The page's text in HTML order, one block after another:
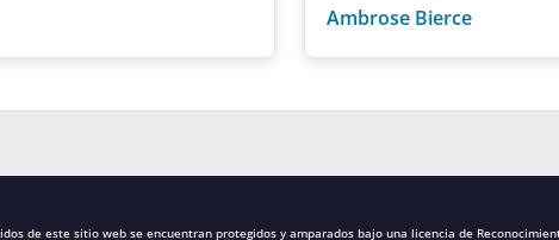
Ambrose Bierce
de este sitio web se encuentran protegidos y amparados bajo una licencia de